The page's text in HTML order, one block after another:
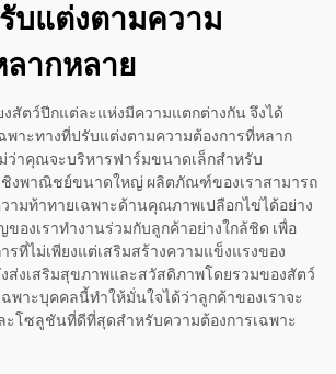
บแต่งตามความ
ากหลาย
งสัตว์ปีกแต่ละแห่งมีความแตกต่างกัน จึงได้
พาะทางที่ปรับแต่งตามความต้องการที่หลาก
ว่าคุณจะบริหารฟาร์มขนาดเล็กสำหรับ
ชิงพาณิชย์ขนาดใหญ่ ผลิตภัณฑ์ของเราสามารถ
ามท้าทายเฉพาะด้านคุณภาพเปลือกไข่ได้อย่าง
องเราทำงานร่วมกับลูกค้าอย่างใกล้ชิด เพื่อ
ที่ไม่เพียงแต่เสริมสร้างความแข็งแรงของ
ส่งเสริมสุขภาพและสวัสดิภาพโดยรวมของสัตว์
พาะบุคคลนี้ทำให้มั่นใจได้ว่าลูกค้าของเราจะ
โซลูชันที่ดีที่สุดสำหรับความต้องการเฉพาะ